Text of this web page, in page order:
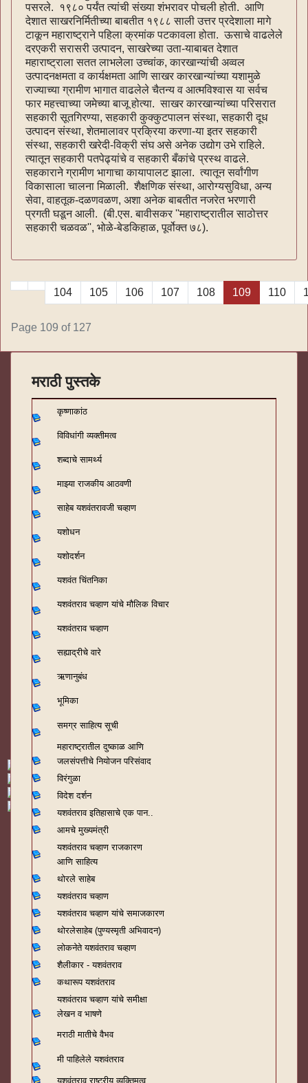
पसरले. १९८० पर्यंत त्यांची संख्या शंभरावर पोचली होती. आणि
देशात साखरनिर्मितीच्या बाबतीत १९८८ साली उत्तर प्रदेशाला मागे
टाकून महाराष्ट्राने पहिला क्रमांक पटकावला होता. ऊसाचे वाढलेले
दरएकरी सरासरी उत्पादन, साखरेच्या उता-याबाबत देशात
महाराष्ट्राला सतत लाभलेला उच्चांक, कारखान्यांची अव्वल
उत्पादनक्षमता व कार्यक्षमता आणि साखर कारखान्यांच्या यशामुळे
राज्याच्या ग्रामीण भागात वाढलेले चैतन्य व आत्मविश्वास या सर्वच
फार महत्त्वाच्या जमेच्या बाजू होत्या. साखर कारखान्यांच्या परिसरात
सहकारी सूतगिरण्या, सहकारी कुक्कुटपालन संस्था, सहकारी दूध
उत्पादन संस्था, शेतमालावर प्रक्रिया करणा-या इतर सहकारी
संस्था, सहकारी खरेदी-विक्री संघ असे अनेक उद्योग उभे राहिले.
त्यातून सहकारी पतपेढ्यांचे व सहकारी बँकांचे प्रस्थ वाढले.
सहकाराने ग्रामीण भागाचा कायापालट झाला. त्यातून सर्वांगीण
विकासाला चालना मिळाली. शैक्षणिक संस्था, आरोग्यसुविधा, अन्य
सेवा, वाहतूक-दळणवळण, अशा अनेक बाबतीत नजरेत भरणारी
प्रगती घडून आली. (बी.एस. बावीसकर ''महाराष्ट्रातील साठोत्तर
सहकारी चळवळ'', भोळे-बेडकिहाळ, पूर्वोक्त ७८).
104 105 106 107 108 109 110
Page 109 of 127
मराठी पुस्तके
कृष्णाकांठ
विविधांगी व्यक्तीमत्व
शब्दाचे सामर्थ्य
माझ्या राजकीय आठवणी
साहेब यशवंतरावजी चव्हाण
यशोधन
यशोदर्शन
यशवंत चिंतनिका
यशवंतराव चव्हाण यांचे मौलिक विचार
यशवंतराव चव्हाण
सह्याद्रीचे वारे
ऋणानुबंध
भूमिका
समग्र साहित्य सूची
महाराष्ट्रातील दुष्काळ आणि
जलसंपत्तीचे नियोजन परिसंवाद
विरंगुळा
विदेश दर्शन
यशवंतराव इतिहासाचे एक पान..
आमचे मुख्यमंत्री
यशवंतराव चव्हाण राजकारण
आणि साहित्य
थोरले साहेब
यशवंतराव चव्हाण
यशवंतराव चव्हाण यांचे समाजकारण
थोरलेसाहेब (पुण्यस्मृती अभिवादन)
लोकनेते यशवंतराव चव्हाण
शैलीकार - यशवंतराव
कथारूप यशवंतराव
यशवंतराव चव्हाण यांचे समीक्षा
लेखन व भाषणे
मराठी मातीचे वैभव
मी पाहिलेले यशवंतराव
यशवंतराव राष्ट्रीय व्यक्तिमत्व